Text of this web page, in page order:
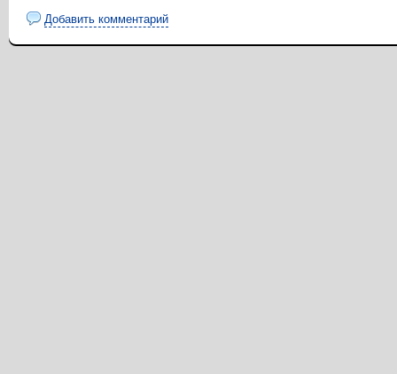
Добавить комментарий